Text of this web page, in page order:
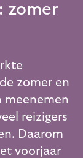
zomer
zomer en
meenemen
reizigers
Daarom
voorjaar